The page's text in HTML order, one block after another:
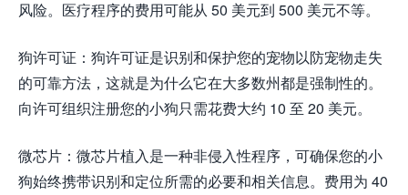
风险。医疗程序的费用可能从 50 美元到 500 美元不等。
狗许可证：狗许可证是识别和保护您的宠物以防宠物走失
的可靠方法，这就是为什么它在大多数州都是强制性的。
向许可组织注册您的小狗只需花费大约 10 至 20 美元。
微芯片：微芯片植入是一种非侵入性程序，可确保您的小
狗始终携带识别和定位所需的必要和相关信息。费用为 40